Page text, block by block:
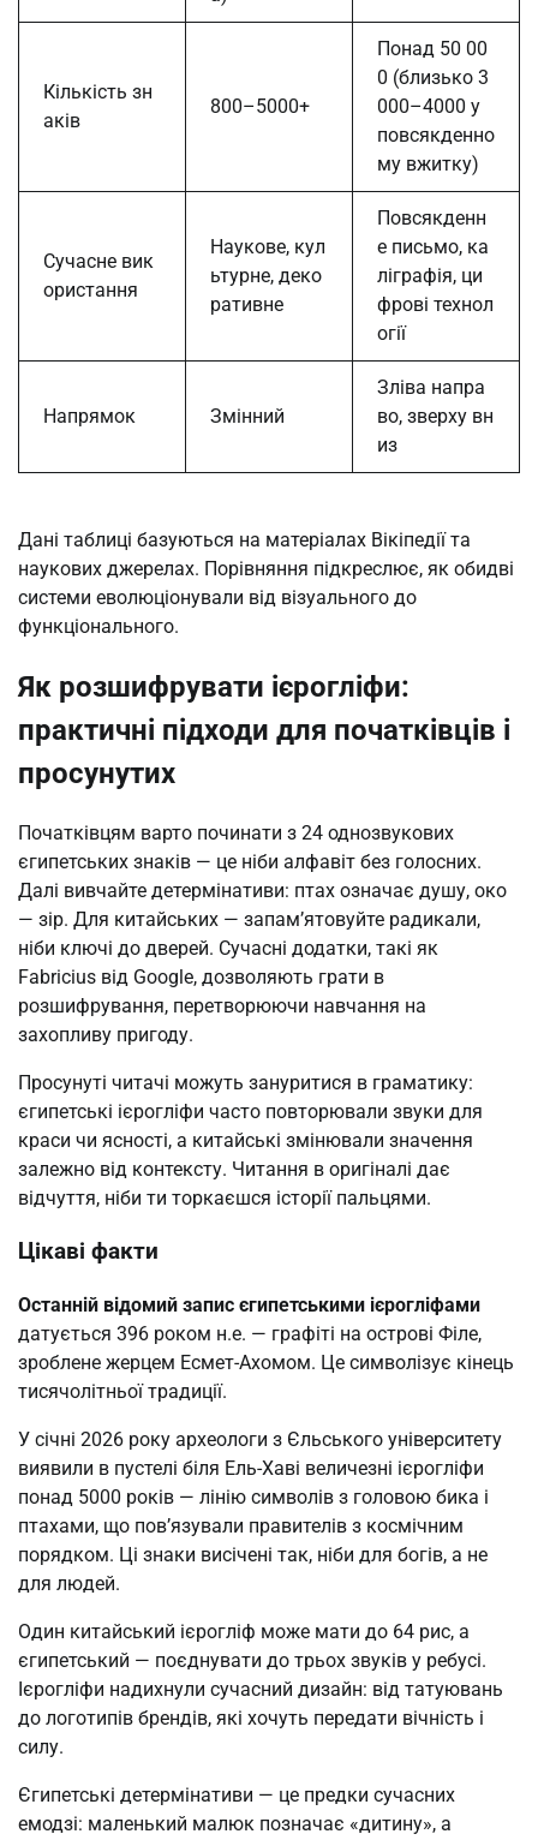
Кількість зн
аків
800–5000+
Понад 50 00
0 (близько 3
000–4000 у
повсякденно
му вжитку)
Сучасне вик
ористання
Наукове, кул
ьтурне, деко
ративне
Повсякденн
е письмо, ка
ліграфія, ци
фрові технол
огії
Напрямок Змінний
Зліва напра
во, зверху вн
из
Дані таблиці базуються на матеріалах Вікіпедії та
наукових джерелах. Порівняння підкреслює, як обидві
системи еволюціонували від візуального до
функціонального.
Як розшифрувати ієрогліфи:
практичні підходи для початківців і
просунутих
Початківцям варто починати з 24 однозвукових
єгипетських знаків — це ніби алфавіт без голосних.
Далі вивчайте детермінативи: птах означає душу, око
— зір. Для китайських — запам’ятовуйте радикали,
ніби ключі до дверей. Сучасні додатки, такі як
Fabricius від Google, дозволяють грати в
розшифрування, перетворюючи навчання на
захопливу пригоду.
Просунуті читачі можуть зануритися в граматику:
єгипетські ієрогліфи часто повторювали звуки для
краси чи ясності, а китайські змінювали значення
залежно від контексту. Читання в оригіналі дає
відчуття, ніби ти торкаєшся історії пальцями.
Цікаві факти
Останній відомий запис єгипетськими ієрогліфами
датується 396 роком н.е. — графіті на острові Філе,
зроблене жерцем Есмет-Ахомом. Це символізує кінець
тисячолітньої традиції.
У січні 2026 року археологи з Єльського університету
виявили в пустелі біля Ель-Хаві величезні ієрогліфи
понад 5000 років — лінію символів з головою бика і
птахами, що пов’язували правителів з космічним
порядком. Ці знаки висічені так, ніби для богів, а не
для людей.
Один китайський ієрогліф може мати до 64 рис, а
єгипетський — поєднувати до трьох звуків у ребусі.
Ієрогліфи надихнули сучасний дизайн: від татуювань
до логотипів брендів, які хочуть передати вічність і
силу.
Єгипетські детермінативи — це предки сучасних
емодзі: маленький малюк позначає «дитину», а